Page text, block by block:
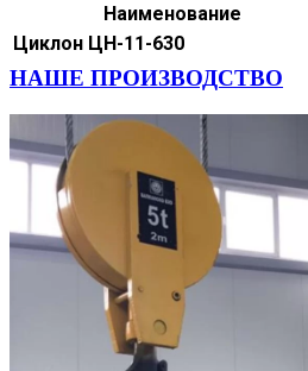
Наименование
Циклон ЦН-11-630
НАШЕ ПРОИЗВОДСТВО